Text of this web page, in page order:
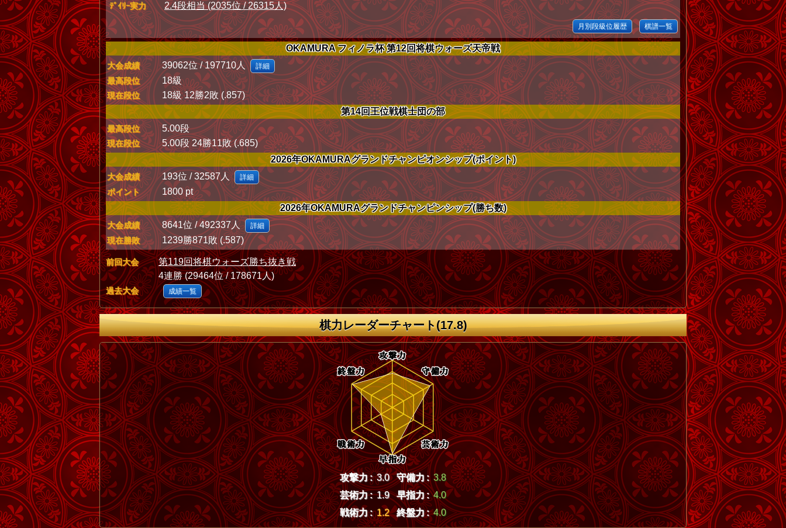
ﾃﾞｲﾘｰ実力 2.4段相当 (2035位 / 26315人)
月別段級位履歴 棋譜一覧
OKAMURA フィノラ杯 第12回将棋ウォーズ天帝戦
大会成績 39062位 / 197710人 詳細
最高段位 18級
現在段位
18級 12勝2敗 (.857)
第14回王位戦棋士団の部
最高段位 5.00段
現在段位
5.00段 24勝11敗 (.685)
2026年OKAMURAグランドチャンピオンシップ(ポイント)
大会成績 193位 / 32587人 詳細
ポイント
1800 pt
2026年OKAMURAグランドチャンピンシップ(勝ち数)
大会成績 8641位 / 492337人 詳細
現在勝敗 1239勝871敗 (.587)
前回大会
第119回将棋ウォーズ勝ち抜き戦
4連勝 (29464位 / 178671人)
過去大会 成績一覧
棋力レーダーチャート(17.8)
攻撃力 : 3.0 守備力 : 3.8
芸術力 : 1.9 早指力 : 4.0
戦術力 : 1.2 終盤力 : 4.0